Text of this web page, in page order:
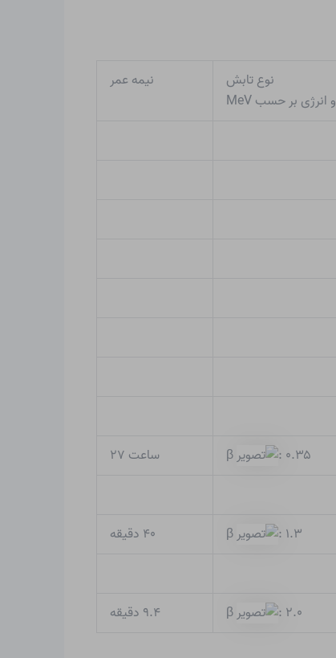
نوع تابش
و انرژی بر حسب MeV
نیمه عمر
β : ۰.۳۵
ساعت ۲۷
β : ۱.۳
۴۰ دقیقه
β : ۲.۰ ۹.۴ دقیقه